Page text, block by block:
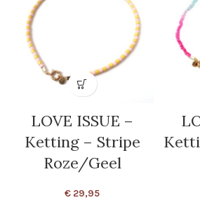
LOVE ISSUE –
Ketting – Stripe
Roze/Geel
€ 29,95